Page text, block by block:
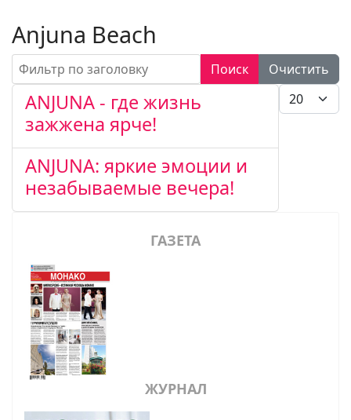
Anjuna Beach
Фильтр по заголовку Поиск
Очистить
Кол-во
ANJUNA - где жизнь
зажжена ярче!
ANJUNA: яркие эмоции и
незабываемые вечера!
ГАЗЕТА
ЖУРНАЛ